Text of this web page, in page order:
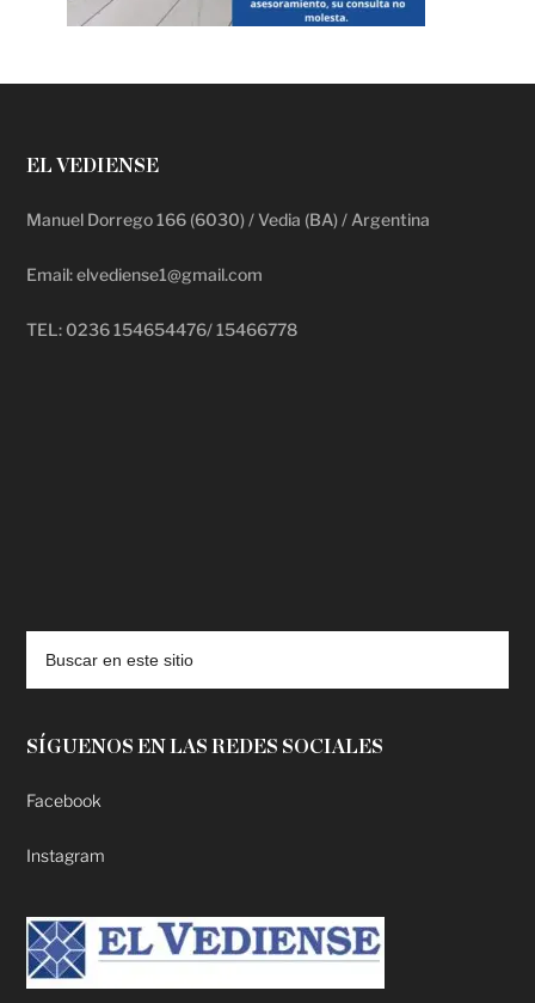
EL VEDIENSE
Manuel Dorrego 166 (6030) / Vedia (BA) / Argentina
Email: elvediense1@gmail.com
TEL: 0236 154654476/ 15466778
SÍGUENOS EN LAS REDES SOCIALES
Facebook
Instagram